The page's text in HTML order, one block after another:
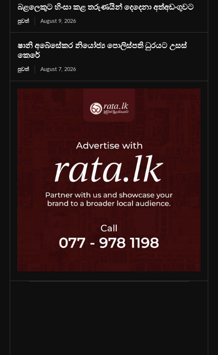
බළලෙකුට හිංසා කළ තරුණයින් දෙදෙනා අත්අඩංගුවට
පුවත් August 9, 2026
ෂානි අබේසේකර නියෝජ්‍ය පොලිස්පති ධුරයට උසස්
කෙරේ
පුවත් August 7, 2026